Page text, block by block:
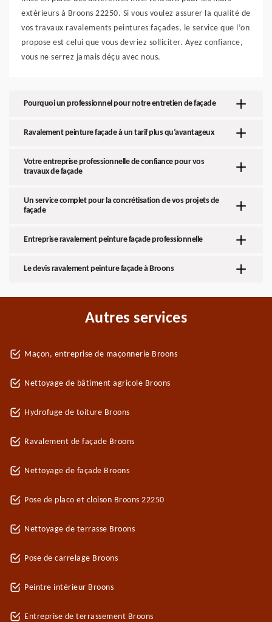
extérieurs à Broons 22250. Si vous voulez assurer la qualité de
vos travaux ravalements peintures façades, le service que l’on
propose est celui que vous devriez solliciter. Ayez confiance,
vous ne serrez jamais déçu avec nous.
Pourquoi un professionnel pour notre entretien de façade
Ravalement peinture façade à un tarif plus qu’avantageux
Votre entreprise professionnelle de confiance pour vos
travaux de façade
Un service complet pour la concrétisation de vos projets de
façade
Entreprise ravalement peinture façade professionnelle
Le devis ravalement peinture façade à Broons
Autres services
Maçon, entreprise de maçonnerie Broons
Nettoyage de bâtiment agricole Broons
Hydrofuge de toiture Broons
Ravalement de façade Broons
Nettoyage de façade Broons
Pose de placo et cloison Broons 22250
Nettoyage de terrasse Broons
Pose de carrelage Broons
Peintre intérieur Broons
Entreprise de terrassement Broons